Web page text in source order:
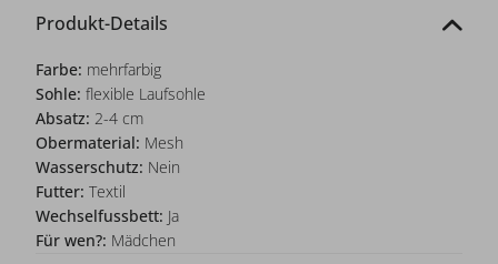
Produkt-Details
Farbe: mehrfarbig
Sohle: flexible Laufsohle
Absatz: 2-4 cm
Obermaterial: Mesh
Wasserschutz: Nein
Futter: Textil
Wechselfussbett: Ja
Für wen?: Mädchen